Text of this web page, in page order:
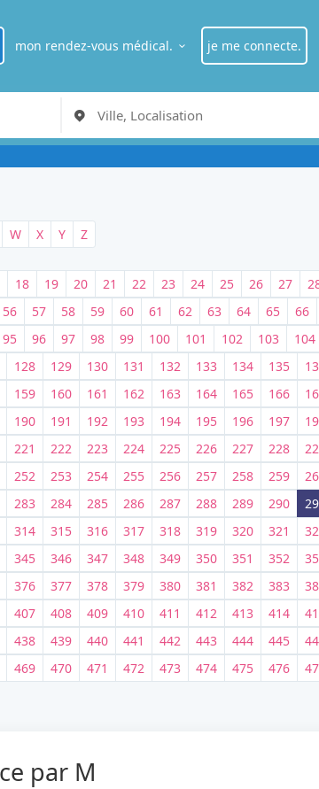
mon rendez-vous médical.
je recherche autre chose
je me connecte.
W X Y Z
18 19 20 21 22 23 24 25 26 27
56 57 58 59 60 61 62 63 64 65 66
95 96 97 98 99 100 101 102 103 104
128 129 130 131 132 133 134 135
159 160 161 162 163 164 165 166
190 191 192 193 194 195 196 197
221 222 223 224 225 226 227 228
252 253 254 255 256 257 258 259
283 284 285 286 287 288 289 290
314 315 316 317 318 319 320 321
345 346 347 348 349 350 351 352
376 377 378 379 380 381 382 383
407 408 409 410 411 412 413 414
438 439 440 441 442 443 444 445
469 470 471 472 473 474 475 476
par M